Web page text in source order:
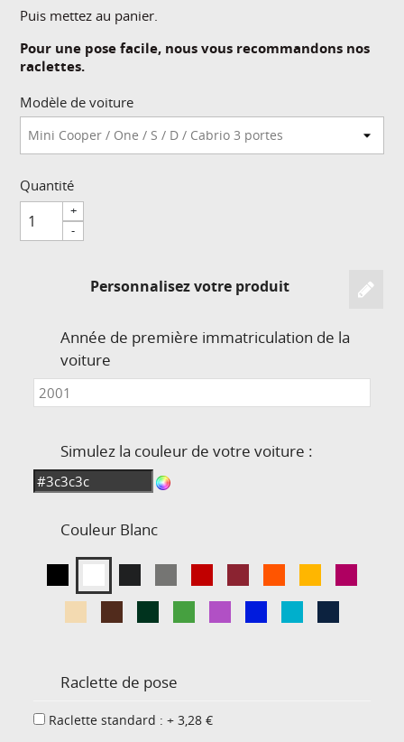
Puis mettez au panier.
Pour une pose facile, nous vous recommandons nos
raclettes.
Modèle de voiture
Quantité
+
-
Personnalisez votre produit
Année de première immatriculation de la
voiture
Simulez la couleur de votre voiture :
Couleur Blanc
Raclette de pose
Raclette standard : + 3,28 €